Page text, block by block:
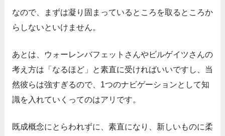
なので、まずは凝り固まっているところを取るところか
らしないといけません。
あとは、ウォーレンバフェットさんやビルゲイツさんの
考え方は「なるほど」と素直に受ければいいですし、当
然彼らは強すぎるので、1つのナビゲーションとして知
識を入れていくってのはアリです。
既成概念にとらわれずに、素直になり、新しいものに柔